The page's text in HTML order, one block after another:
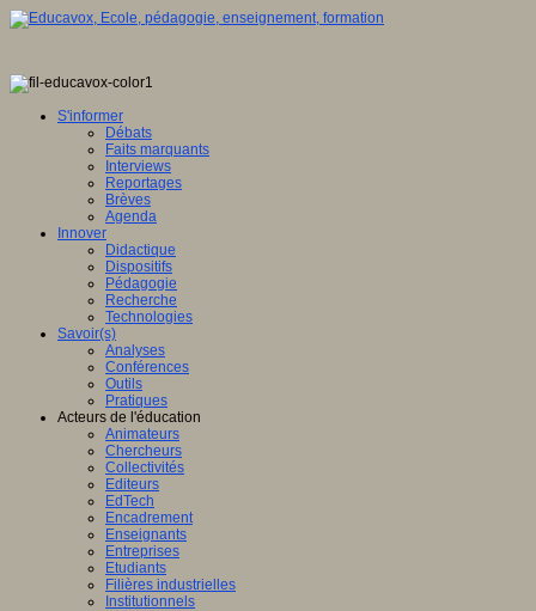
S'informer
Débats
Faits marquants
Interviews
Reportages
Brèves
Agenda
Innover
Didactique
Dispositifs
Pédagogie
Recherche
Technologies
Savoir(s)
Analyses
Conférences
Outils
Pratiques
Acteurs de l'éducation
Animateurs
Chercheurs
Collectivités
Editeurs
EdTech
Encadrement
Enseignants
Entreprises
Etudiants
Filières industrielles
Institutionnels